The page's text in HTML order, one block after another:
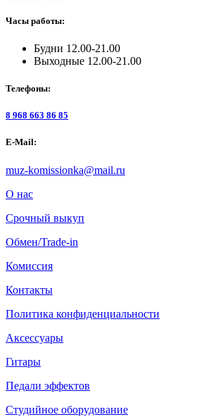
Часы работы:
Будни 12.00-21.00
Выходные 12.00-21.00
Телефоны:
8 968 663 86 85
E-Mail:
muz-komissionka@mail.ru
О нас
Срочный выкуп
Обмен/Trade-in
Комиссия
Контакты
Политика конфиденциальности
Аксессуары
Гитары
Педали эффектов
Студийное оборудование